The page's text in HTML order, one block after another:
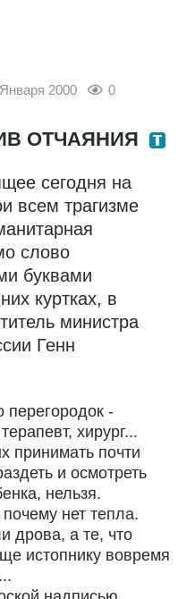
2000 0
ОТЧАЯНИЯ
сегодня на
всем трагизме
слово
буквами
куртках, в
министра
Генн
перегородок -
хирург...
принимать почти
и осмотреть
нельзя.
нет тепла.
дрова, а те, что
истопнику вовремя